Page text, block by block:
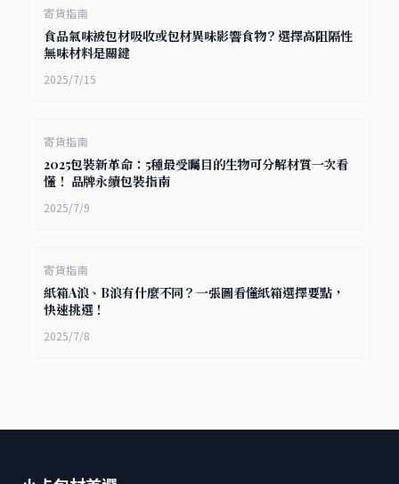
寄貨指南
食品氣味被包材吸收或包材異味影響食物？選擇高阻隔性
無味材料是關鍵
2025/7/15
寄貨指南
2025包裝新革命：5種最受矚目的生物可分解材質一次看
懂！ 品牌永續包裝指南
2025/7/9
寄貨指南
紙箱A浪、B浪有什麼不同？一張圖看懂紙箱選擇要點，
快速挑選！
2025/7/8